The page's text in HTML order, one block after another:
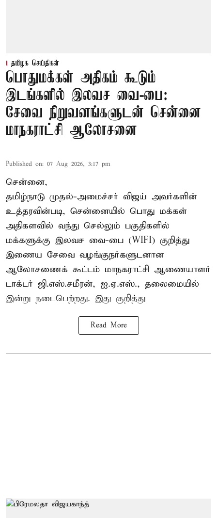
தமிழக செய்திகள்
பொதுமக்கள் அதிகம் கூடும்
இடங்களில் இலவச வை-பை:
சேவை நிறுவனங்களுடன் சென்னை
மாநகராட்சி ஆலோசனை
Published on: 07 Aug 2026, 3:17 pm
சென்னை,
தமிழ்நாடு முதல்-அமைச்சர் விஜய் அவர்களின்
உத்தரவின்படி, சென்னையில் பொது மக்கள்
அதிகளவில் வந்து செல்லும் பகுதிகளில்
மக்களுக்கு இலவச வை-பை (WIFI) குறித்து
இணைய சேவை வழங்குநர்களுடனான
ஆலோசணைக் கூட்டம் மாநகராட்சி ஆணையாளர்
டாக்டர் ஜி.எஸ்.சமீரன், ஐ.ஏ.எஸ்., தலைமையில்
இன்று நடைபெற்றது. இது குறித்து
Read More